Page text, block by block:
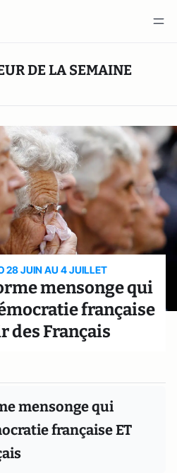
DE LA SEMAINE
28 JUIN AU 4 JUILLET
mensonge qui
française
des Français
mensonge qui
française ET